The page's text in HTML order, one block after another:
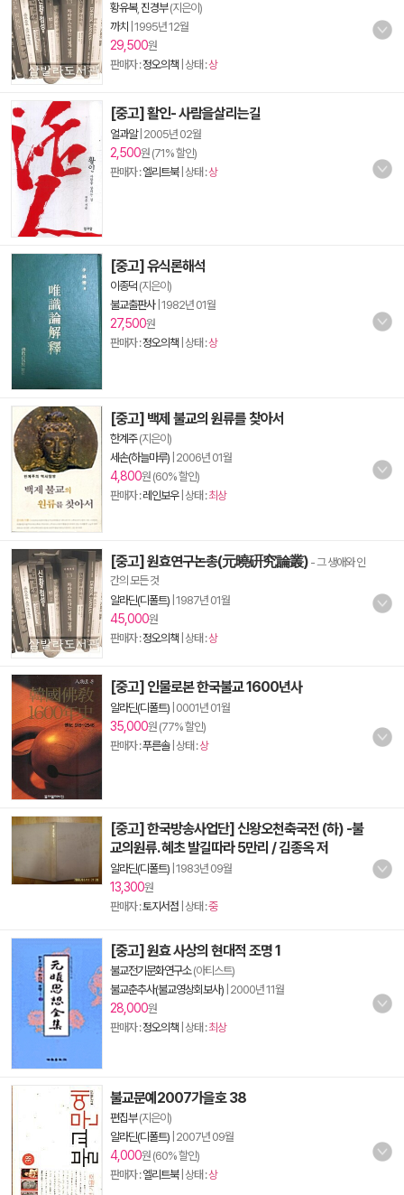
황유복, 진경부(지은이)
까치 1995년 12월
29,500원
판매자 :정오의책 | 상태 :상
[중고] 활인- 사람을살리는길
얼과알| 2005년 02월
2,500원 (71% 할인)
판매자 :엘리트북| 상태 :상
[중고] 유식론해석
이종덕 (지은이)
불교출판사| 1982년 01월
27,500원
판매자 :정오의책 | 상태 :상
[중고] 백제 불교의 원류를 찾아서
한계주(지은이)
세손(하늘마루) 2006년 01월
4,800원 (60% 할인)
판매자 :레인보우| 상태 :최상
[중고] 원효연구논총(元曉硏究論叢) - 그 생애와 인
간의 모든 것
알라딘(디폴트) 1987년 01월
45,000원
판매자 :정오의책 | 상태 :상
[중고] 인물로본 한국불교 1600년사
알라딘(디폴트) 0001년 01월
35,000원 (77% 할인)
판매자 :푸른솔| 상태 :상
[중고] 한국방송사업단] 신왕오천축국전 (하) -불
교의원류. 혜초 발길따라 5만리 / 김종옥 저
알라딘(디폴트) 1983년 09월
13,300원
판매자 :토지서점 | 상태 :중
[중고] 원효 사상의 현대적 조명 1
불교전기문화연구소(아티스트)
불교춘추사(불교영상회보사) 2000년 11월
28,000원
판매자 :정오의책 | 상태 :최상
불교문예2007가을호 38
편집부(지은이)
알라딘(디폴트) 2007년 09월
4,000원 (60% 할인)
판매자 :엘리트북| 상태 :상